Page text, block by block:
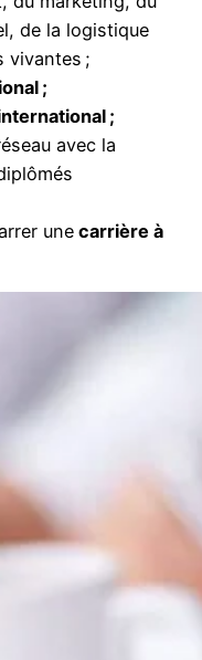
de la logistique
vivantes ;
;
;
avec la
unecarrière à